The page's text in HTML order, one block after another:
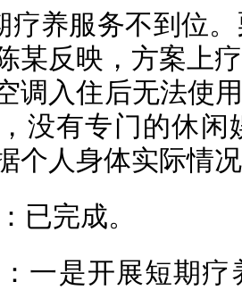
疗养服务不到位
某反映，方案上
调入住后无法使
，没有专门的休
个人身体实际情
已完成。
一是开展短期